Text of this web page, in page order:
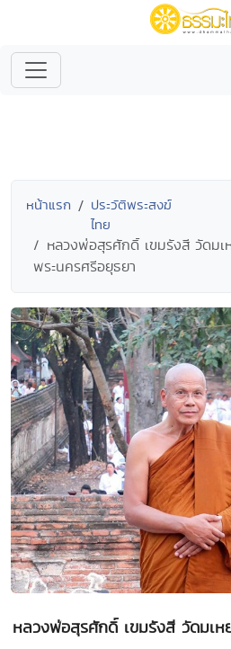
หน้าแรก
ประวัติพระสงฆ์
ไทย
หลวงพ่อสุรศักดิ์ เขมรังสี วัดม
พระนครศรีอยุธยา
หลวงพ่อสุรศักดิ์ เขมรังสี วัดมเ